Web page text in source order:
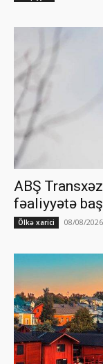
ABŞ
fəaliyyətə
Ölkə xarici 08/08/2026